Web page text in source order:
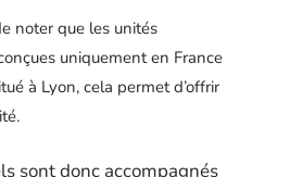
noter que les unités
uniquement en France
à Lyon, cela permet d’offrir
sont donc accompagnés